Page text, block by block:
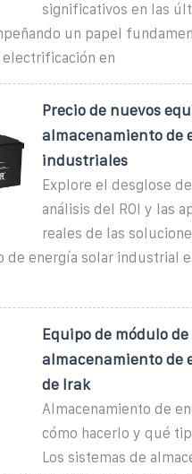
significativos en las
un papel
en
Precio de nuevos
almacenamiento de
industriales
Explore el desglose
análisis del ROI y las
reales de las
de energía solar industrial
Equipo de módulo de
almacenamiento de
de Irak
Almacenamiento de
cómo hacerlo y qué
Los sistemas de